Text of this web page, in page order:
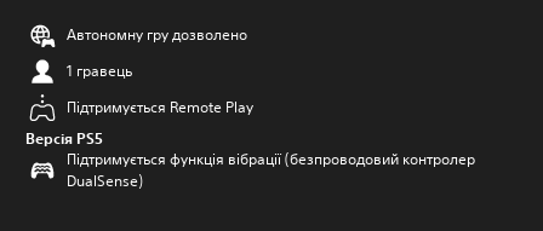
Автономну гру дозволено
1 гравець
Підтримується Remote Play
Версія PS5
Підтримується функція вібрації (безпроводовий контролер
DualSense)